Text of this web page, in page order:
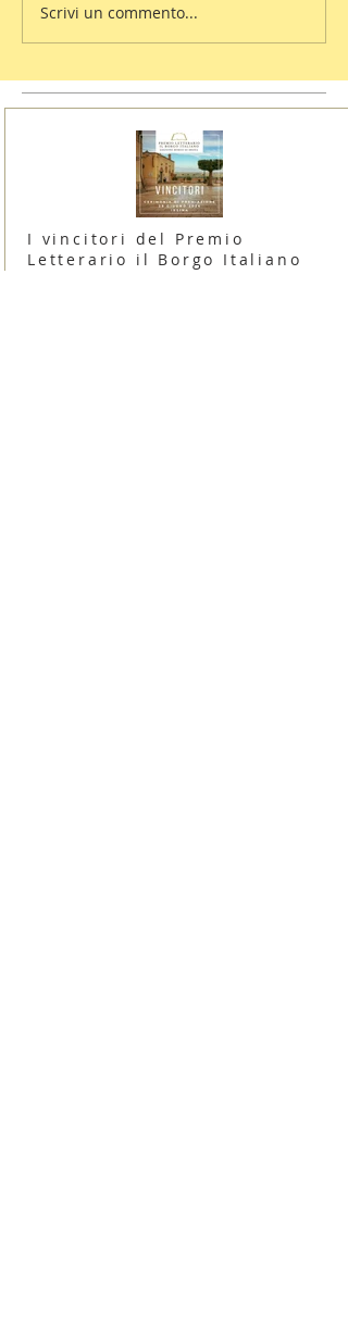
Scrivi un commento...
I vincitori del Premio
Letterario il Borgo Italiano